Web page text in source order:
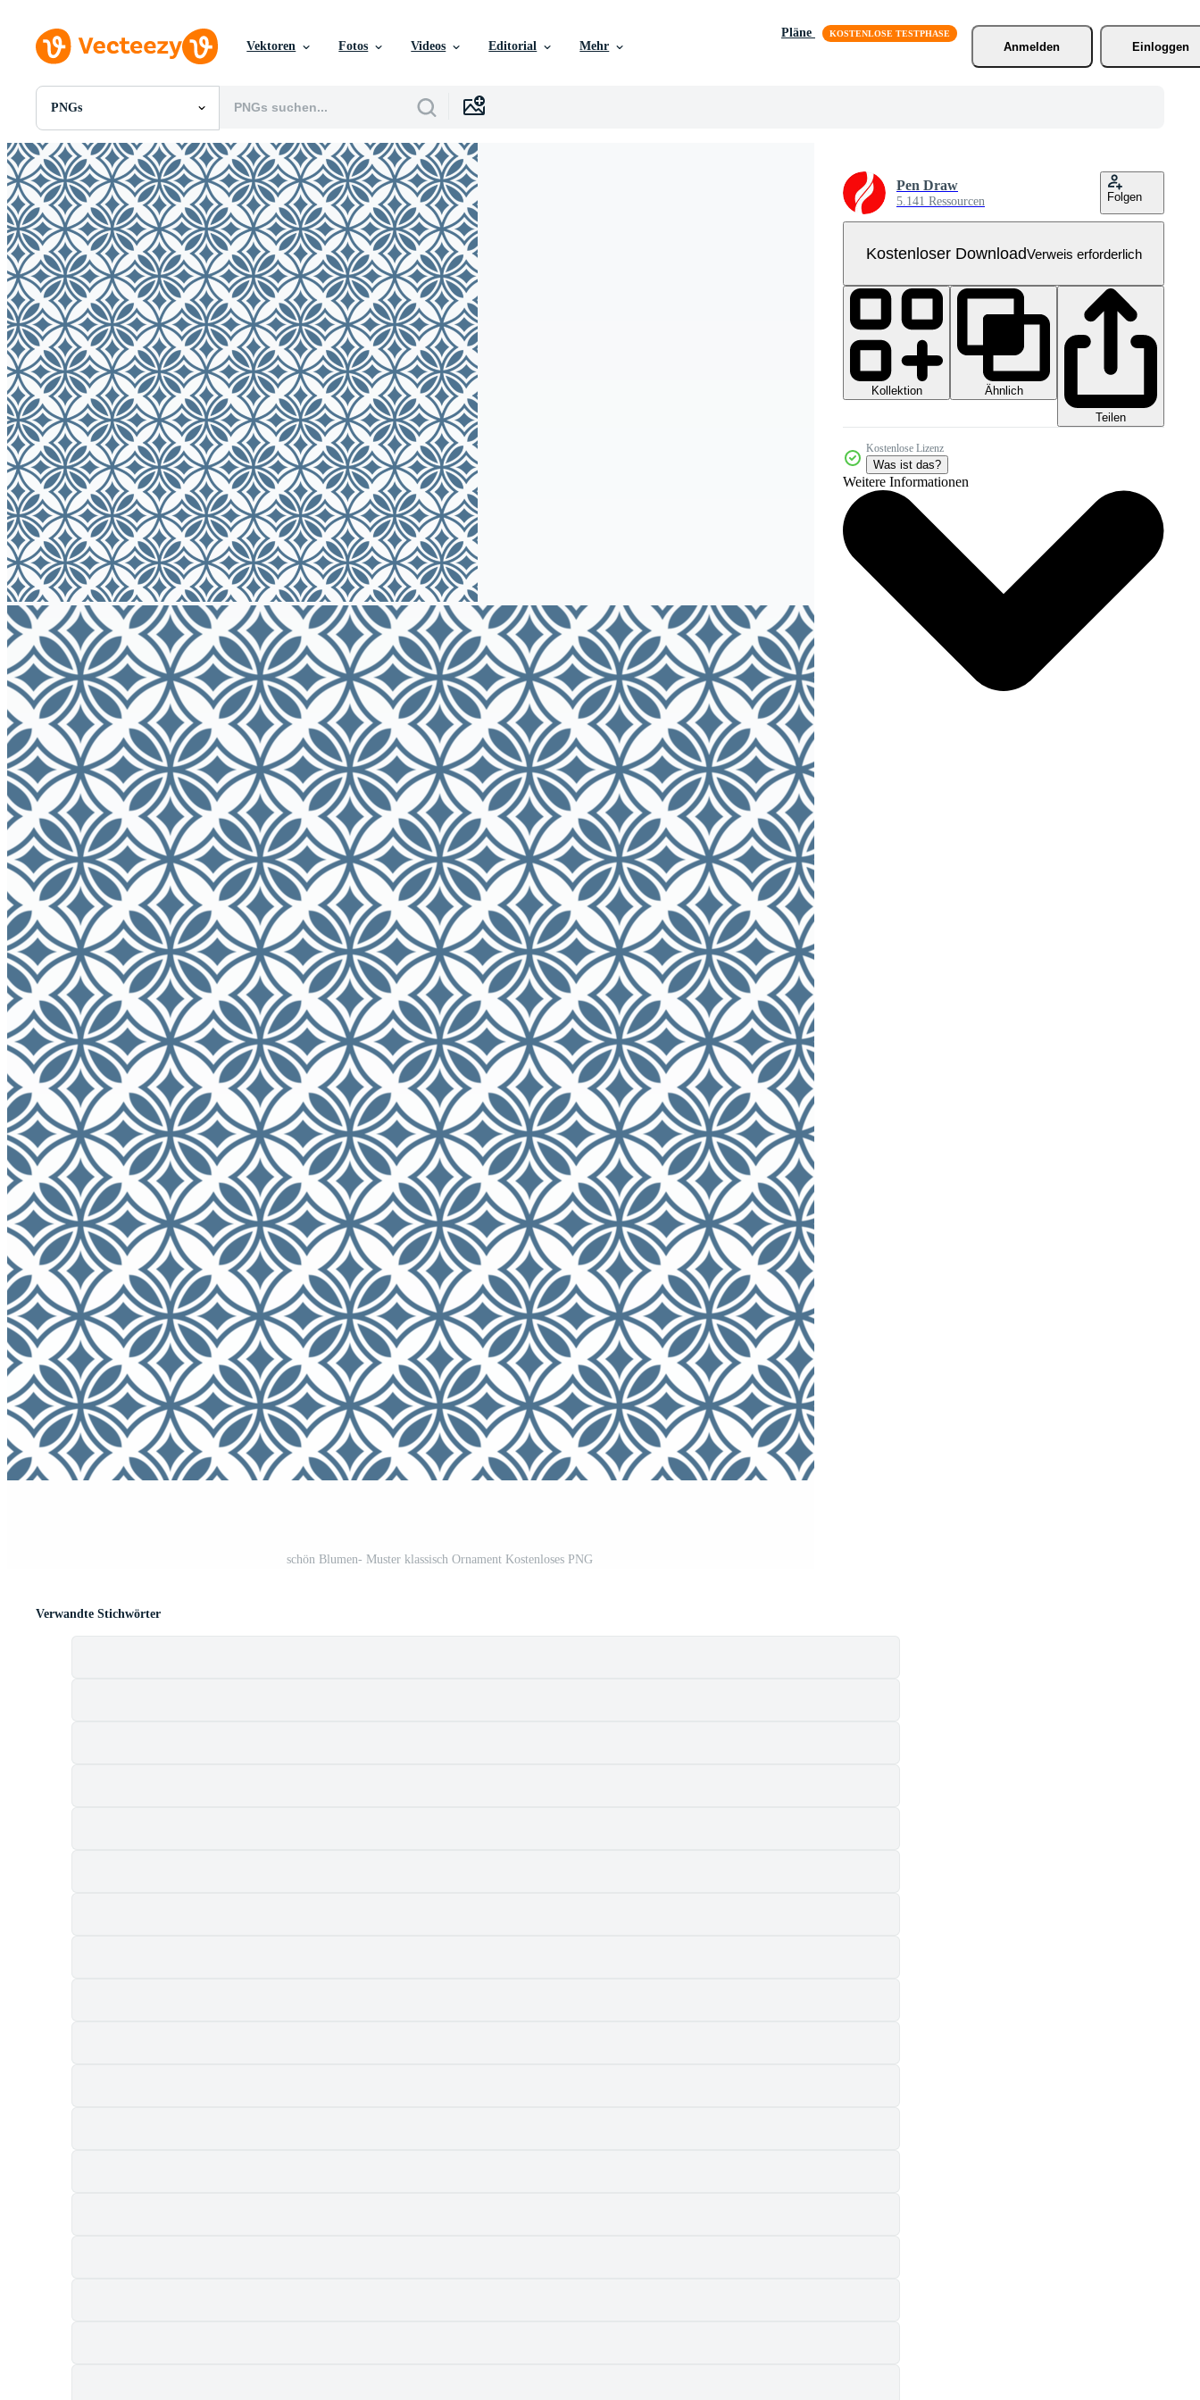
Vektoren Fotos Videos Editorial Mehr
Pläne
Anmelden
Einloggen
PNGs
Alle Bilder
Fotos
PNGs
PSDs
SVGs
Vorlagen
Vektoren
Videos
Motion Graphics
Redaktionelle Bilder
Redaktionelle Ereignisse
schön Blumen- Muster klassisch Ornament Kostenloses PNG
Pen Draw
5.141 Ressourcen Folgen
Kostenloser DownloadVerweis erforderlich
Kollektion
Ähnlich
Teilen
Kostenlose Lizenz
Was ist das?
Weitere Informationen
Verwandte Stichwörter